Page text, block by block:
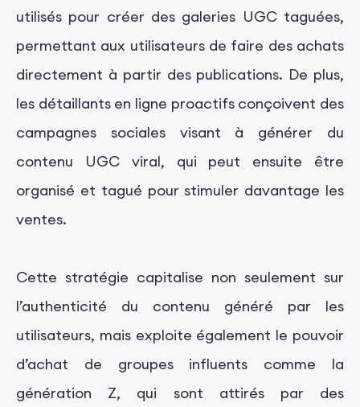
utilisés pour créer des galeries UGC taguées,
permettant aux utilisateurs de faire des achats
directement à partir des publications. De plus,
les détaillants en ligne proactifs conçoivent des
campagnes sociales visant à générer du
contenu UGC viral, qui peut ensuite être
organisé et tagué pour stimuler davantage les
ventes.
Cette stratégie capitalise non seulement sur
l’authenticité du contenu généré par les
utilisateurs, mais exploite également le pouvoir
d’achat de groupes influents comme la
génération Z, qui sont attirés par des